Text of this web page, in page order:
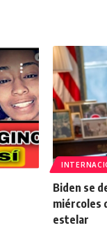
Biden se
miércoles
estelar